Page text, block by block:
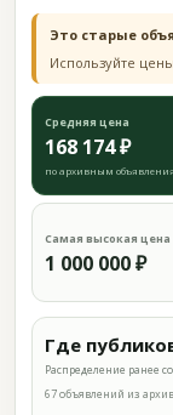
Это старые
Используйте
Средняя цена
168 174 ₽
по архивным
Самая высокая цена
1 000 000 ₽
Где
Распределение ранее
67 объявлений из